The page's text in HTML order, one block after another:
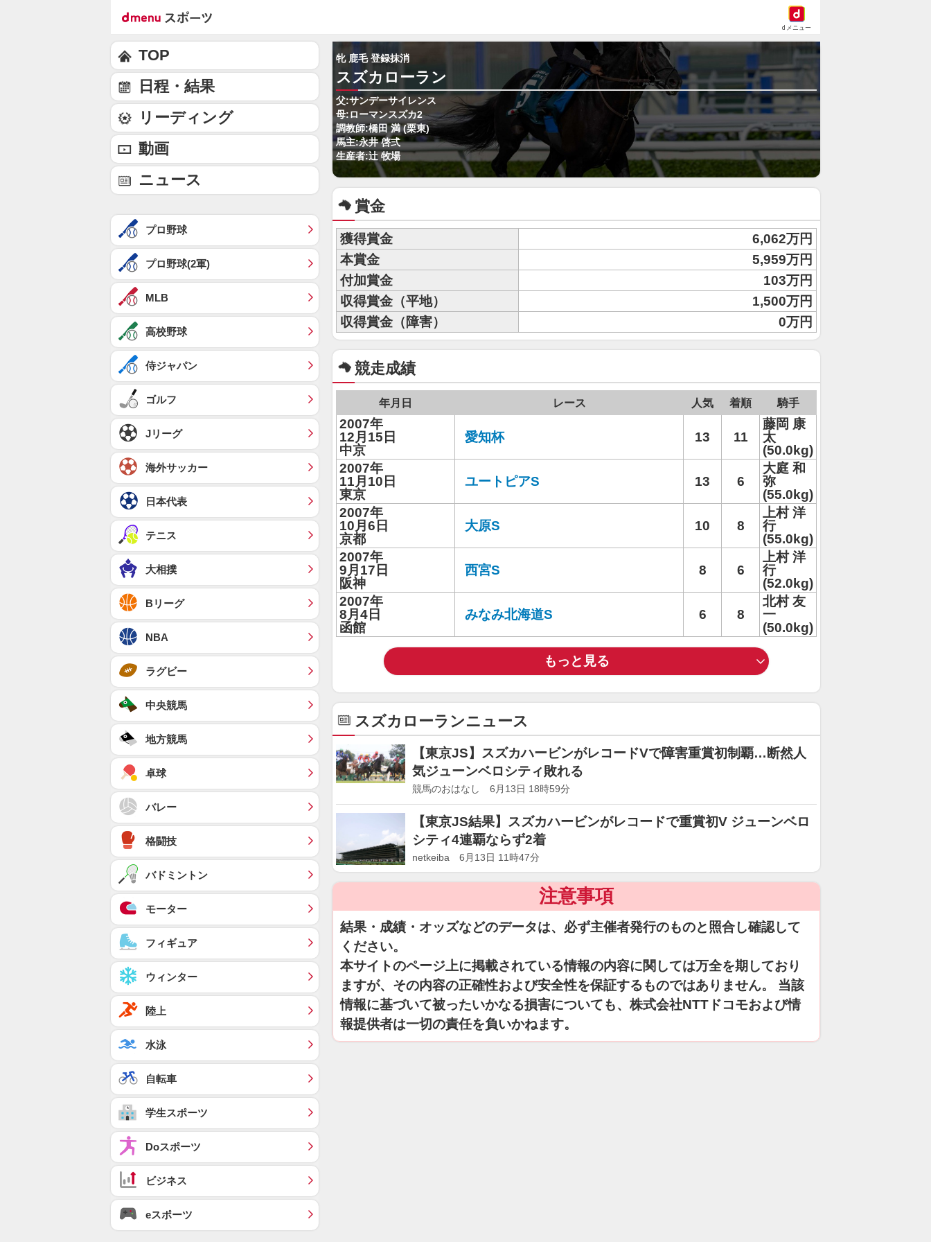
dメニュー
牝 鹿毛 登録抹消
スズカローラン
父:サンデーサイレンス
母:ローマンスズカ2
調教師:橋田 満 (栗東)
馬主:永井 啓弍
生産者:辻 牧場
賞金
獲得賞金
6,062万円
本賞金
5,959万円
付加賞金
103万円
収得賞金（平地）
1,500万円
収得賞金（障害）
0万円
競走成績
年月日 レース 人気 着順 騎手
2007年
12月15日
中京
愛知杯 13 11
藤岡 康
太
(50.0kg)
2007年
11月10日
東京
ユートピアS 13 6
大庭 和
弥
(55.0kg)
2007年
10月6日
京都
大原S 10 8
上村 洋
行
(55.0kg)
2007年
9月17日
阪神
西宮S 8 6
上村 洋
行
(52.0kg)
2007年
8月4日
函館
みなみ北海道S 6 8
北村 友
一
(50.0kg)
もっと見る
スズカローランニュース
【東京JS】スズカハービンがレコードVで障害重賞初制覇…断然人
気ジューンベロシティ敗れる
競馬のおはなし 6月13日 18時59分
【東京JS結果】スズカハービンがレコードで重賞初V ジューンベロ
シティ4連覇ならず2着
netkeiba 6月13日 11時47分
注意事項
結果・成績・オッズなどのデータは、必ず主催者発行のものと照合し確認して
ください。
本サイトのページ上に掲載されている情報の内容に関しては万全を期しており
ますが、その内容の正確性および安全性を保証するものではありません。 当該
情報に基づいて被ったいかなる損害についても、株式会社NTTドコモおよび情
報提供者は一切の責任を負いかねます。
TOP
日程・結果
リーディング
動画
ニュース
プロ野球
プロ野球(2軍)
MLB
高校野球
侍ジャパン
ゴルフ
Jリーグ
海外サッカー
日本代表
テニス
大相撲
Bリーグ
NBA
ラグビー
中央競馬
地方競馬
卓球
バレー
格闘技
バドミントン
モーター
フィギュア
ウィンター
陸上
水泳
自転車
学生スポーツ
Doスポーツ
ビジネス
eスポーツ